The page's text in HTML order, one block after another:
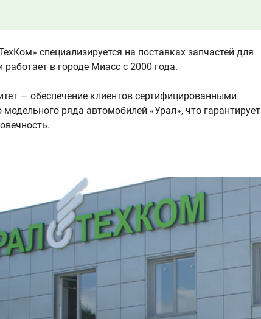
специализируется на поставках запчастей для
работает в городе Миасс с 2000 года.
— обеспечение клиентов сертифицированными
ряда автомобилей «Урал», что гарантирует